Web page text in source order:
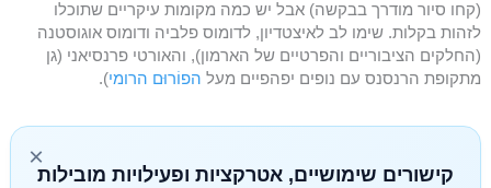
(קחו סיור מודרך בבקשה) אבל יש כמה מקומות עיקריים שתוכלו
לזהות בקלות. שימו לב לאיצטדיון, לדומוס פלביה ודומוס אוגוסטנה
(החלקים הציבוריים והפרטיים של הארמון), והאורטי פרנסיאני (גן
מתקופת הרנסנס עם נופים יפהפיים מעל הפוֹרוּם הרומי).
×
קישורים שימושיים, אטרקציות ופעילויות מובילות